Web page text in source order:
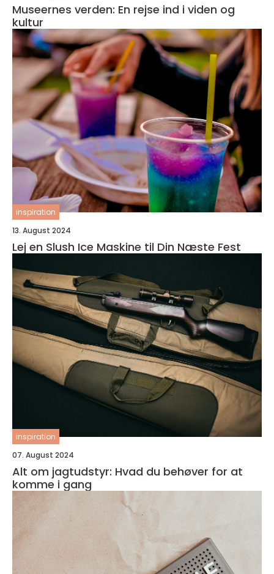
Museernes verden: En rejse ind i viden og
kultur
inspiration
13. August 2024
Lej en Slush Ice Maskine til Din Næste Fest
inspiration
07. August 2024
Alt om jagtudstyr: Hvad du behøver for at
komme i gang